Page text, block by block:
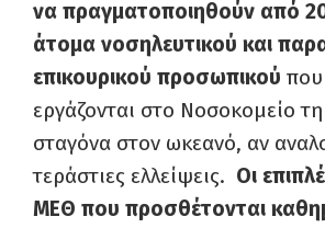
να πραγματοποιηθούν από
άτομα νοσηλευτικού και
επικουρικού προσωπικού που
εργάζονται στο Νοσοκομείο
σταγόνα στον ωκεανό, αν
τεράστιες ελλείψεις. Οι
ΜΕΘ που προσθέτονται